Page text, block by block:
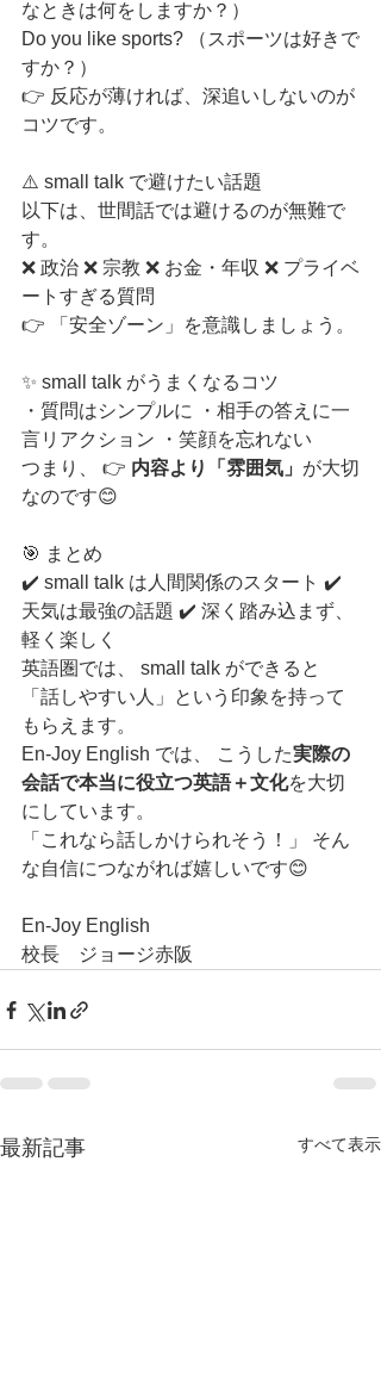
なときは何をしますか？）
Do you like sports? （スポーツは好きで
すか？）
👉 反応が薄ければ、深追いしないのが
コツです。
⚠️ small talk で避けたい話題
以下は、世間話では避けるのが無難で
す。
❌ 政治 ❌ 宗教 ❌ お金・年収 ❌ プライベ
ートすぎる質問
👉 「安全ゾーン」を意識しましょう。
✨ small talk がうまくなるコツ
・質問はシンプルに ・相手の答えに一
言リアクション ・笑顔を忘れない
つまり、 👉 内容より「雰囲気」 が大切
なのです😊
🎯 まとめ
✔️ small talk は人間関係のスタート ✔️
天気は最強の話題 ✔️ 深く踏み込まず、
軽く楽しく
英語圏では、 small talk ができると
「話しやすい人」という印象を持って
もらえます。
En-Joy English では、 こうした実際の
会話で本当に役立つ英語＋文化を大切
にしています。
「これなら話しかけられそう！」 そん
な自信につながれば嬉しいです😊
En-Joy English
校長　ジョージ赤阪
最新記事 すべて表示